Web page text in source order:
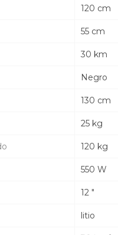
120 cm
55 cm
30 km
Negro
130 cm
25 kg
120 kg
550 W
12 "
litio